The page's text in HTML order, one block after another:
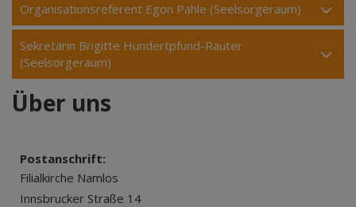
Organisationsreferent Egon Pahle (Seelsorgeraum)
Sekretärin Brigitte Hundertpfund-Rauter
(Seelsorgeraum)
Über uns
Postanschrift:
Filialkirche Namlos
Innsbrucker Straße 14